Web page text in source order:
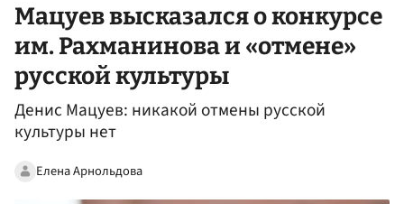
Мацуев высказался о конкурсе
им. Рахманинова и «отмене»
русской культуры
Денис Мацуев: никакой отмены русской
культуры нет
Елена Арнольдова